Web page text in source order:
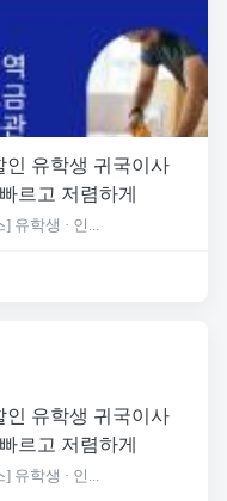
인 유학생 귀국이사
르고 저렴하게
유학생 · 인...
인 유학생 귀국이사
르고 저렴하게
유학생 · 인...